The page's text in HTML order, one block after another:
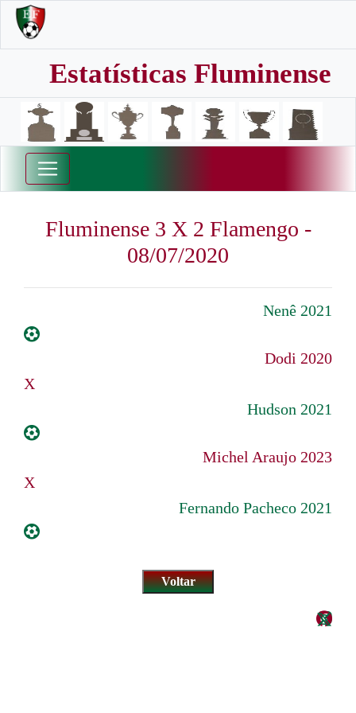
Estatísticas Fluminense
Fluminense 3 X 2 Flamengo -
08/07/2020
Nenê 2021
Dodi 2020
X
Hudson 2021
Michel Araujo 2023
X
Fernando Pacheco 2021